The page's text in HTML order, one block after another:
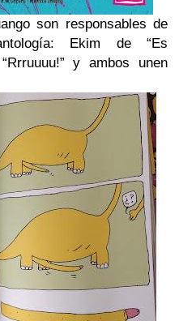
son responsables de
Ekim de “Es
y ambos unen